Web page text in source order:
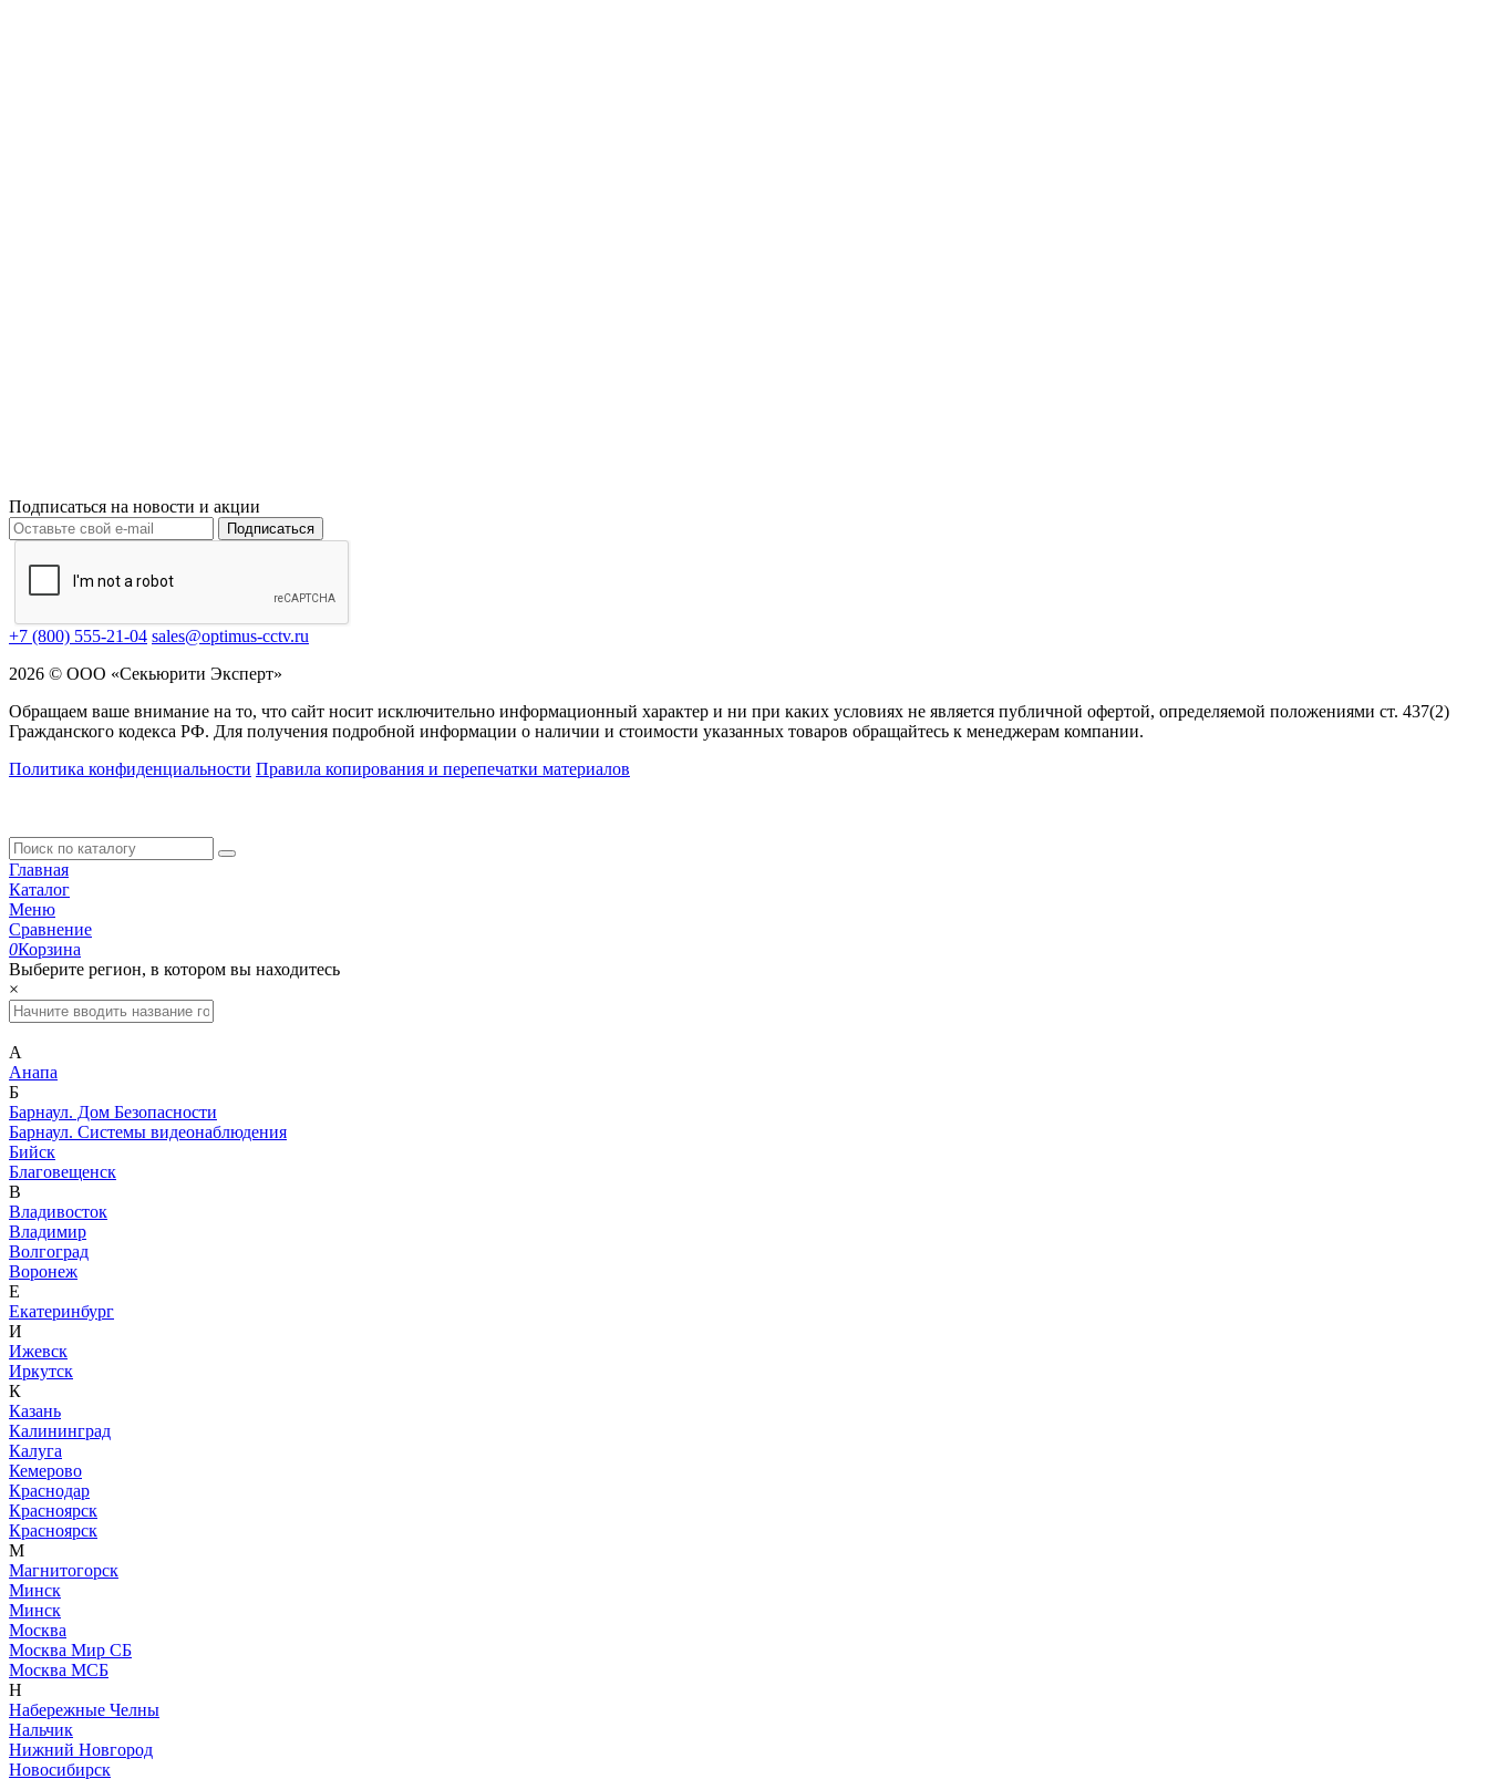
Подписаться на новости и акции
Подписаться
+7 (800) 555-21-04 sales@optimus-cctv.ru
2026 © ООО «Секьюрити Эксперт»
Обращаем ваше внимание на то, что сайт носит исключительно информационный характер и ни при каких условиях не является публичной офертой, определяемой положениями ст. 437(2)
Гражданского кодекса РФ. Для получения подробной информации о наличии и стоимости указанных товаров обращайтесь к менеджерам компании.
Политика конфиденциальности Правила копирования и перепечатки материалов
Главная
Каталог
Меню
Сравнение
0Корзина
Выберите регион, в котором вы находитесь
×
А
Анапа
Б
Барнаул. Дом Безопасности
Барнаул. Системы видеонаблюдения
Бийск
Благовещенск
В
Владивосток
Владимир
Волгоград
Воронеж
Е
Екатеринбург
И
Ижевск
Иркутск
К
Казань
Калининград
Калуга
Кемерово
Краснодар
Красноярск
Красноярск
М
Магнитогорск
Минск
Минск
Москва
Москва Мир СБ
Москва МСБ
Н
Набережные Челны
Нальчик
Нижний Новгород
Новосибирск